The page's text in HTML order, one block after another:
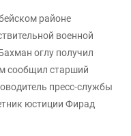
районе
военной
оглу получил
сообщил старший
пресс-службы
юстиции Фирад